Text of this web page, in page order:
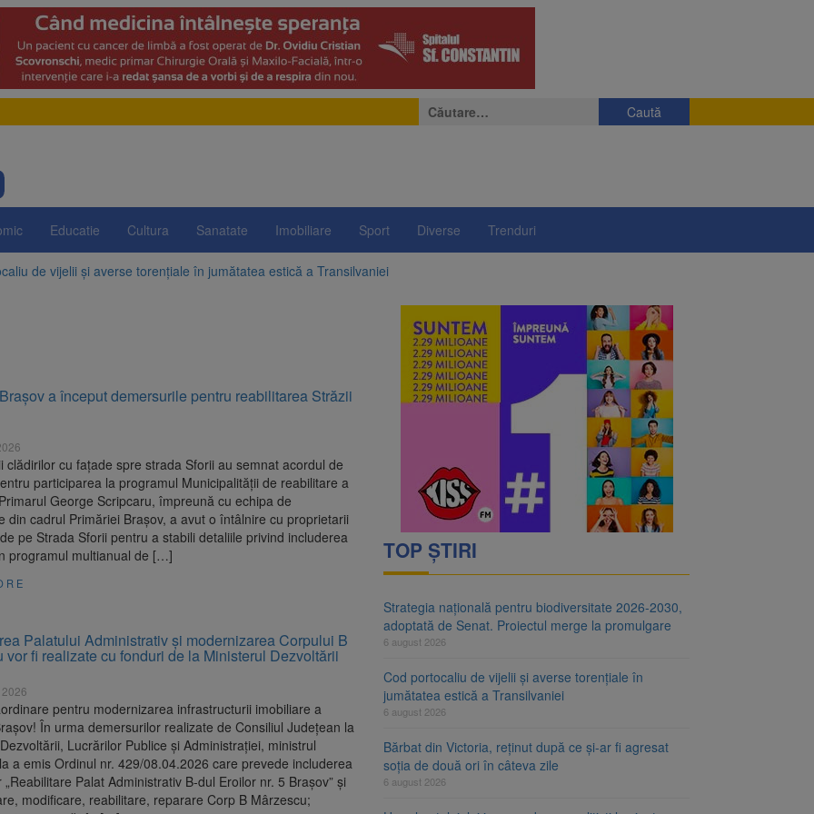
Caută
după:
Educatie Cultura Sanatate Imobiliare Sport Diverse Trenduri
de vijelii și averse torențiale în jumătatea estică a Transilvaniei
Victoria, reținut după ce și-ar fi agresat soția de două ori în câteva zile
i-au condus pe polițiști la cioate. Bărbat prins în pădure la Ormeniș
platforma suspeND.ro pentru urmărirea inițiativei de suspendare a președintelui Nicușor
analizează dosarul lui Călin Georgescu și Horațiu Potra. Judecătorii decid dacă începe
pentru biodiversitate 2026-2030, adoptată de Senat. Proiectul merge la promulgare
a început demersurile pentru reabilitarea Străzii
clădirilor cu fațade spre strada Sforii au semnat acordul de
participarea la programul Municipalității de reabilitare a
George Scripcaru, împreună cu echipa de
din cadrul Primăriei Brașov, a avut o întâlnire cu proprietarii
pe Strada Sforii pentru a stabili detaliile privind includerea
programul multianual de […]
Palatului Administrativ şi modernizarea Corpului B
vor fi realizate cu fonduri de la Ministerul Dezvoltării
pentru modernizarea infrastructurii imobiliare a
În urma demersurilor realizate de Consiliul Judeţean la
Lucrărilor Publice şi Administraţiei, ministrul
a emis Ordinul nr. 429/08.04.2026 care prevede includerea
Palat Administrativ B-dul Eroilor nr. 5 Braşov” şi
modificare, reabilitare, reparare Corp B Mârzescu;
TOP ȘTIRI
Strategia națională pentru biodiversitate 2026-2030,
adoptată de Senat. Proiectul merge la promulgare
6 august 2026
Cod portocaliu de vijelii și averse torențiale în
jumătatea estică a Transilvaniei
6 august 2026
Bărbat din Victoria, reținut după ce și-ar fi agresat
soția de două ori în câteva zile
6 august 2026